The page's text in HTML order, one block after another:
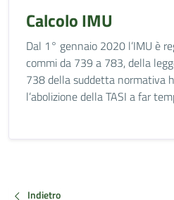
Calcolo IMU
Dal 1° gennaio 2020 l’IMU è
commi da 739 a 783, della
738 della suddetta normativa
l’abolizione della TASI a far
Indietro